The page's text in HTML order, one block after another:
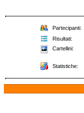
Partecipanti:
Risultati:
Cartellini:
Statistiche: